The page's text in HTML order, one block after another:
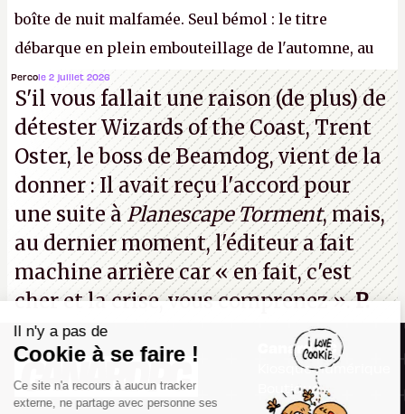
boîte de nuit malfamée. Seul bémol : le titre
débarque en plein embouteillage de l'automne, au
milieu d'une douzaine de blockbusters. Préparez-
vous à poser des RTT ou à simuler une dysenterie
foudroyante pour avoir le temps d'écluser tout ça.
P.
Percole 2 juillet 2026
S'il vous fallait une raison (de plus) de
détester Wizards of the Coast, Trent
Oster, le boss de Beamdog, vient de la
donner : Il avait reçu l'accord pour
une suite àPlanescape Torment, mais,
au dernier moment, l'éditeur afait
machine arrièrecar « en fait, c'est
cher et la crise, vous comprenez ».P.
Canard PC
Kiosque numérique
Boutique
Il n'y a pas de
Cookie à se faire !
Ce site n'a recours à aucun tracker
externe, ne partage avec personne ses